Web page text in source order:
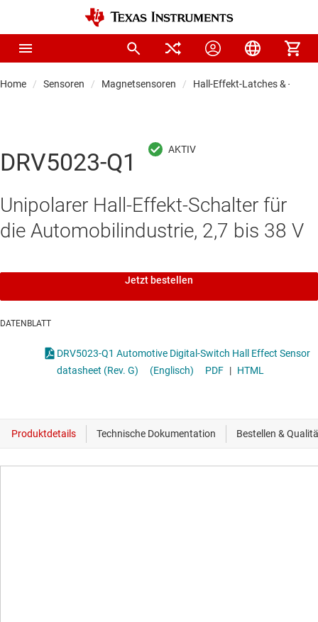
Home Sensoren Magnetsensoren Hall-Effekt-Latches &
DRV5023-Q1
Unipolarer Hall-Effekt-Schalter für
die Automobilindustrie, 2,7 bis 38 V
Jetzt bestellen
DATENBLATT
DRV5023-Q1 Automotive Digital-Switch Hall Effect Sensor
datasheet (Rev. G)
(Englisch) PDF | HTML